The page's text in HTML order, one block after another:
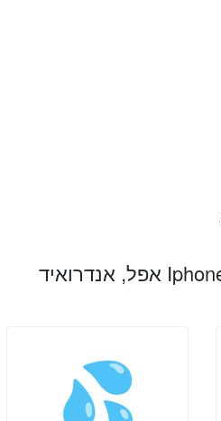
איך emoji נראה על Iphone אפל, אנדרואיד